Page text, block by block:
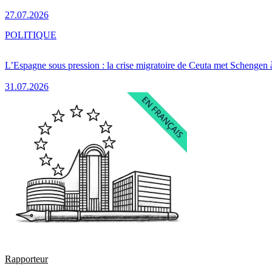
27.07.2026
L’Espagne sous pression : la crise migratoire de Ceuta met Schengen
31.07.2026
POLITIQUE
Rapporteur